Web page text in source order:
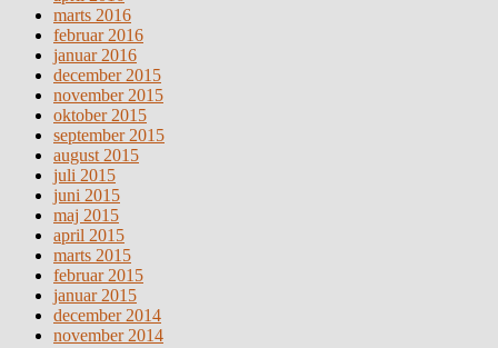
marts 2016
februar 2016
januar 2016
december 2015
november 2015
oktober 2015
september 2015
august 2015
juli 2015
juni 2015
maj 2015
april 2015
marts 2015
februar 2015
januar 2015
december 2014
november 2014